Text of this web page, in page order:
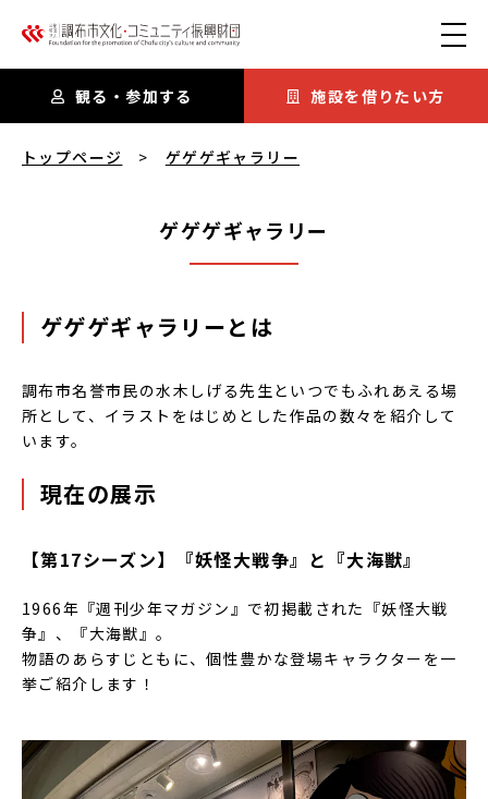
観る・参加する 施設を借りたい方
トップページ ゲゲゲギャラリー
ゲゲゲギャラリー
ゲゲゲギャラリーとは
調布市名誉市民の水木しげる先生といつでもふれあえる場
所として、イラストをはじめとした作品の数々を紹介して
います。
現在の展示
【第17シーズン】『妖怪大戦争』と『大海獣』
1966年『週刊少年マガジン』で初掲載された『妖怪大戦
争』、『大海獣』。
物語のあらすじともに、個性豊かな登場キャラクターを一
挙ご紹介します！
ゲゲゲギャラリー を閲覧中